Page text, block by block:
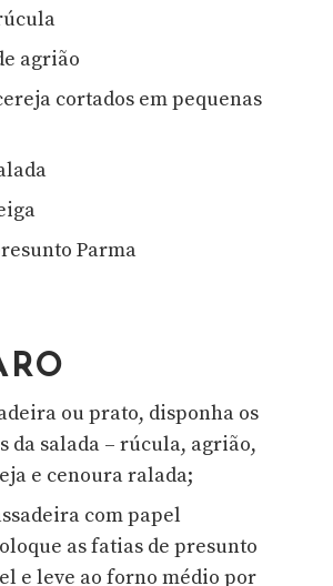
agrião
cortados em pequenas
Parma
ou prato, disponha os
da salada – rúcula, agrião,
e cenoura ralada;
com papel
as fatias de presunto
e leve ao forno médio por